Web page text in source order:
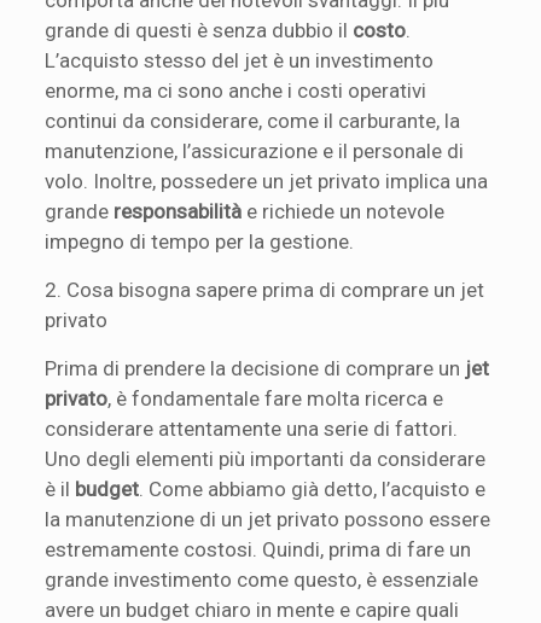
grande di questi è senza dubbio il costo
L’acquisto stesso del jet è un investimento
enorme, ma ci sono anche i costi operativi
continui da considerare, come il carburante, la
manutenzione, l’assicurazione e il personale di
volo. Inoltre, possedere un jet privato implica una
grande responsabilità e richiede un notevole
impegno di tempo per la gestione.
2. Cosa bisogna sapere prima di comprare un jet
privato
Prima di prendere la decisione di comprare un jet
privato, è fondamentale fare molta ricerca e
considerare attentamente una serie di fattori.
Uno degli elementi più importanti da considerare
è il budget . Come abbiamo già detto, l’acquisto e
la manutenzione di un jet privato possono essere
estremamente costosi. Quindi, prima di fare un
grande investimento come questo, è essenziale
avere un budget chiaro in mente e capire quali